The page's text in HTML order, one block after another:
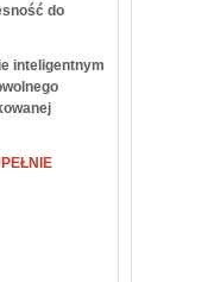
do
inteligentnym